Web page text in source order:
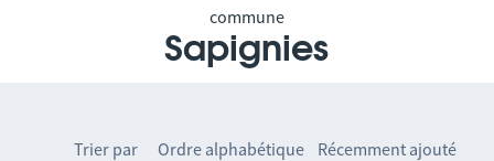
commune
Sapignies
Trier par Ordre alphabétique Récemment ajouté